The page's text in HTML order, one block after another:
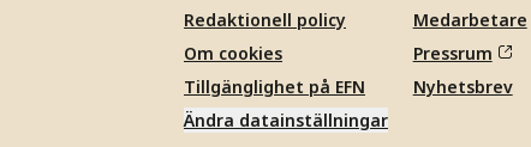
Redaktionell policy
Om cookies
Tillgänglighet på EFN
Ändra datainställningar
Medarbetare
Pressrum
Nyhetsbrev